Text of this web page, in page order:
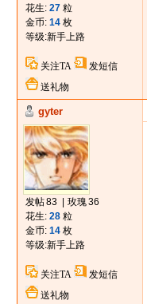
花生: 27粒
金币: 14枚
等级:新手上路
关注TA
发短信
送礼物
gyter
发帖83 玫瑰36
花生: 28粒
金币: 14枚
等级:新手上路
关注TA
发短信
送礼物